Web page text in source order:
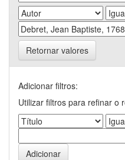
Retornar valores
Adicionar filtros:
Utilizar filtros para refinar o